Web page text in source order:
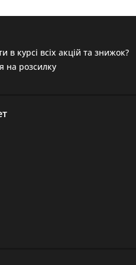
в курсі всіх акцій та знижок?
на розсилку